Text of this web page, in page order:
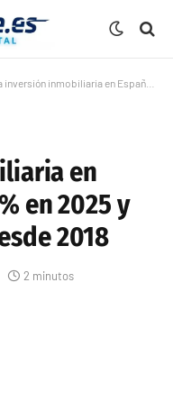
inmobiliaria en España crece un 31 % en 2025 y alcanza máximos desde 2018
en
en 2025 y
2018
2 minutos